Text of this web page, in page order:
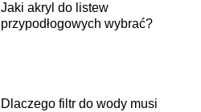
Jaki akryl do listew
przypodłogowych wybrać?
Dlaczego filtr do wody musi